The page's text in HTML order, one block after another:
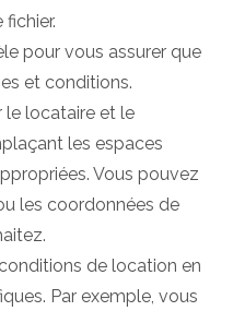
pour vous assurer que
et conditions.
le locataire et le
les espaces
Vous pouvez
les coordonnées de
de location en
Par exemple, vous